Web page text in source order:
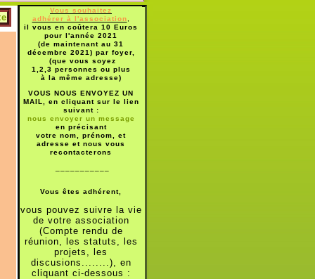
Vous souhaitez
adhérer à l'association
il vous en coûtera 10 Euros
pour l'année 2021
(de maintenant au 31
décembre 2021) par foyer,
(que vous soyez
1,2,3 personnes ou plus
à la même adresse)
VOUS NOUS ENVOYEZ UN
MAIL, en cliquant sur le lien
suivant :
nous envoyer un message
en précisant
votre nom, prénom, et
adresse et nous vous
recontacterons
Vous êtes adhérent,
vous pouvez suivre la vie
de votre association
(Compte rendu de
réunion, les statuts, les
projets, les
discusions........), en
cliquant ci-dessous :